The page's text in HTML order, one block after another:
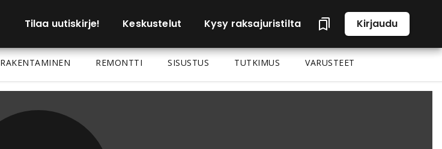
Tilaa uutiskirje! Keskustelut Kysy raksajuristilta Kirjaudu
RAKENTAMINEN REMONTTI SISUSTUS TUTKIMUS VARUSTEET